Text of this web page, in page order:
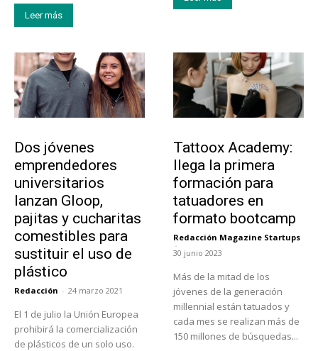
Leer más
Dos jóvenes
emprendedores
universitarios
lanzan Gloop,
pajitas y cucharitas
comestibles para
sustituir el uso de
plástico
Redacción - 24 marzo 2021
El 1 de julio la Unión Europea
prohibirá la comercialización
de plásticos de un solo uso.
Tattoox Academy:
llega la primera
formación para
tatuadores en
formato bootcamp
Redacción Magazine Startups
-
30 junio 2023
Más de la mitad de los
jóvenes de la generación
millennial están tatuados y
cada mes se realizan más de
150 millones de búsquedas...